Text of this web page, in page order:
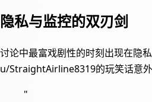
隐私与监控的双刃剑
讨论中最富戏剧性的时刻出现在隐私
u/StraightAirline8319的玩笑话意外
"